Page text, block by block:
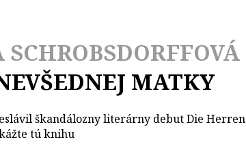
MATKY
škandálozny literárny debut Die Herren